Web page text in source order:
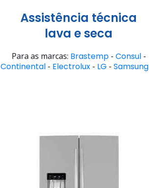
Assistência técnica
lava e seca
Para as marcas: Brastemp- Consul-
Continental - Electrolux - LG - Samsung